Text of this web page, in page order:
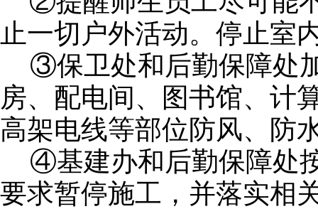
止一切户外活动。停止室
③保卫处和后勤保障处
房、配电间、图书馆、计
高架电线等部位防风、防
④基建办和后勤保障处
要求暂停施工，并落实相